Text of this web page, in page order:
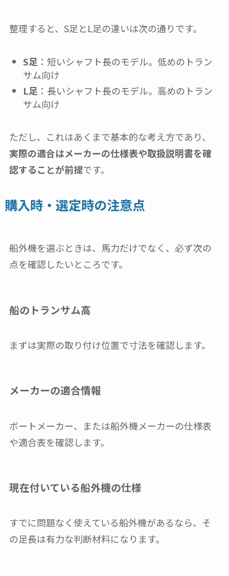
整理すると、S足とL足の違いは次の通りです。
S足 ：短いシャフト長のモデル。低めのトラン
サム向け
L足 ：長いシャフト長のモデル。高めのトラン
サム向け
ただし、これはあくまで基本的な考え方であり、
実際の適合はメーカーの仕様表や取扱説明書を確
認することが前提です。
購入時・選定時の注意点
船外機を選ぶときは、馬力だけでなく、必ず次の
点を確認したいところです。
船のトランサム高
まずは実際の取り付け位置で寸法を確認します。
メーカーの適合情報
ボートメーカー、または船外機メーカーの仕様表
や適合表を確認します。
現在付いている船外機の仕様
すでに問題なく使えている船外機があるなら、そ
の足長は有力な判断材料になります。